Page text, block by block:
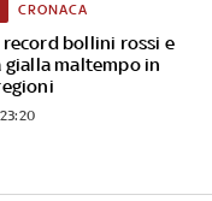
record bollini rossi e
gialla maltempo in
CRONACA